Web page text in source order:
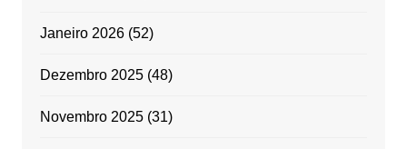
Janeiro 2026(52)
Dezembro 2025(48)
Novembro 2025(31)